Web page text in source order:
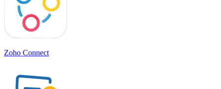
Zoho Connect